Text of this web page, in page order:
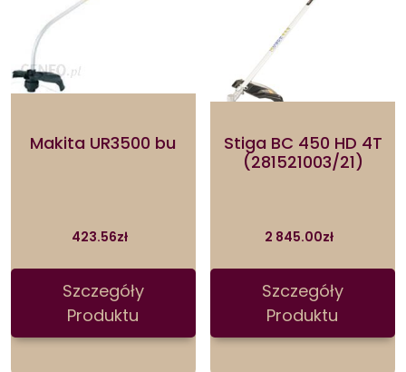
Makita UR3500 bu
423.56zł
Szczegóły
Produktu
Stiga BC 450 HD 4T
(281521003/21)
2 845.00zł
Szczegóły
Produktu